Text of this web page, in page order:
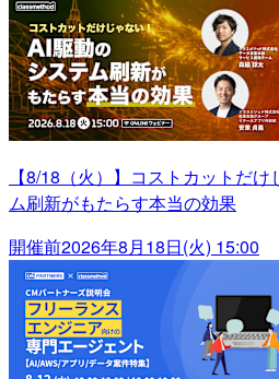
【8/18（火）】コストカットだ
ム刷新がもたらす本当の効果
開催前2026年8月18日(火) 15:00